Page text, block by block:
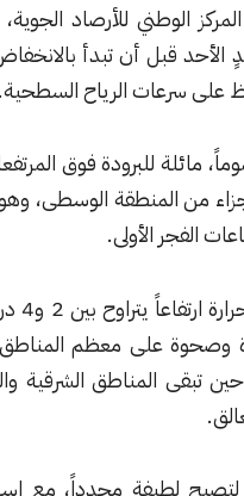
للأرصاد الجوية، حيث تميل
أن تبدأ بالانخفاض التدريجي
الرياح السطحية.
فوق المرتفعات الجبلية،
الوسطى، وهو ما قد يحدّ
أمّا غداً الأحد، فتسجل درجات الحرارة ارتفاعاً يتراوح بين 2 و4 درجات مئوية
معظم المناطق، مع ظهور
الشرقية والبادية تحت
مجدداً، مع استمرار فرص